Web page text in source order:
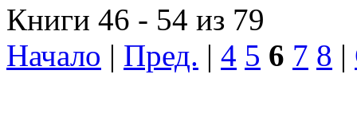
Книги 46 - 54 из 79
Начало | Пред. | 4 5 6 7 8 |